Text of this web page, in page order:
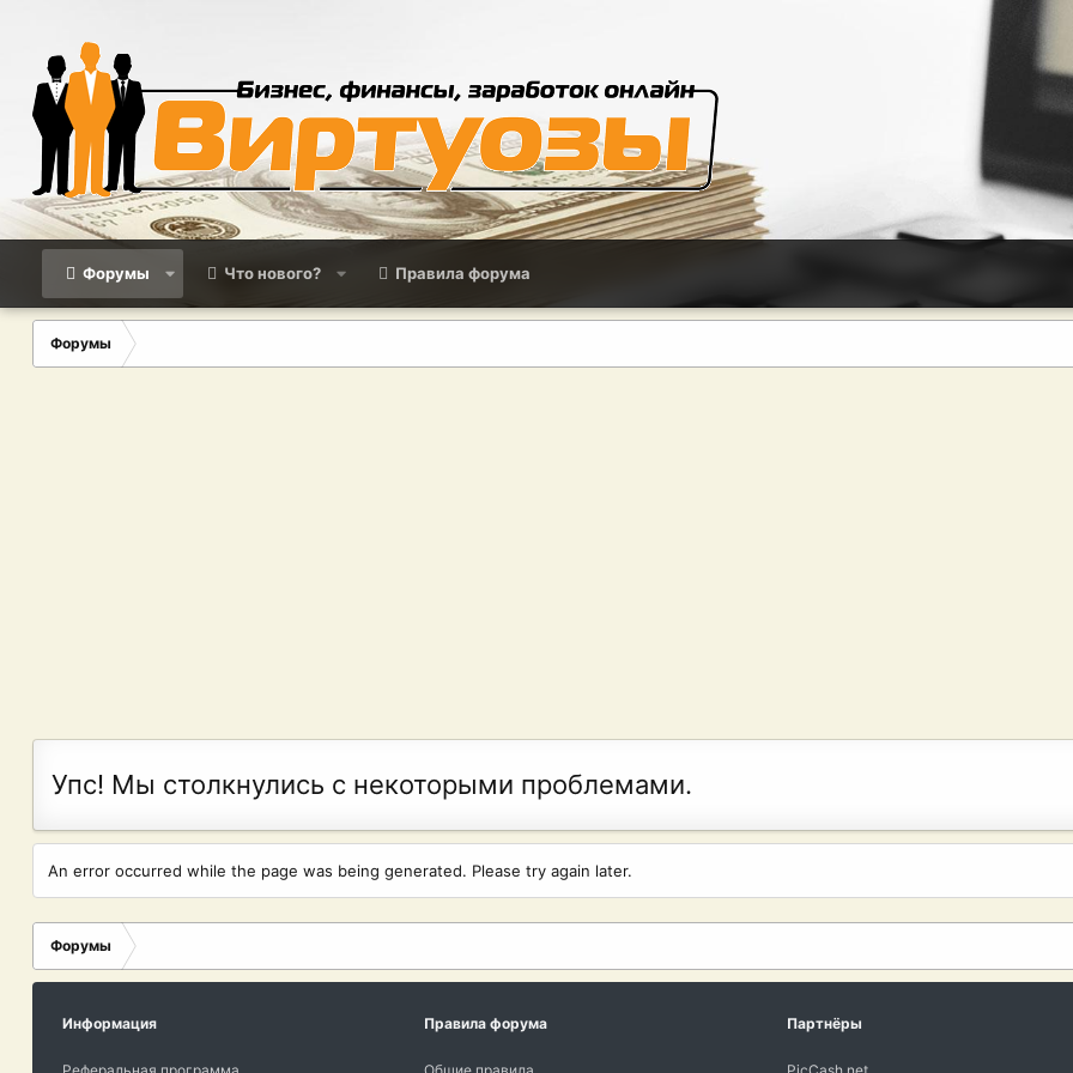
Форумы Что нового? Правила форума
Форумы
Упс! Мы столкнулись с некоторыми проблемами.
An error occurred while the page was being generated. Please try again later.
Форумы
Информация Правила форума Партнёры